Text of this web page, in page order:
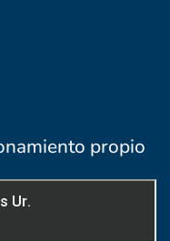
propio